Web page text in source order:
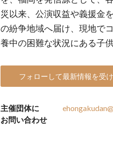
災以来、公演収益や義援金
の紛争地域へ届け、現地で
養中の困難な状況にある子
フォローして最新情報を受
主催団体に
お問い合わせ